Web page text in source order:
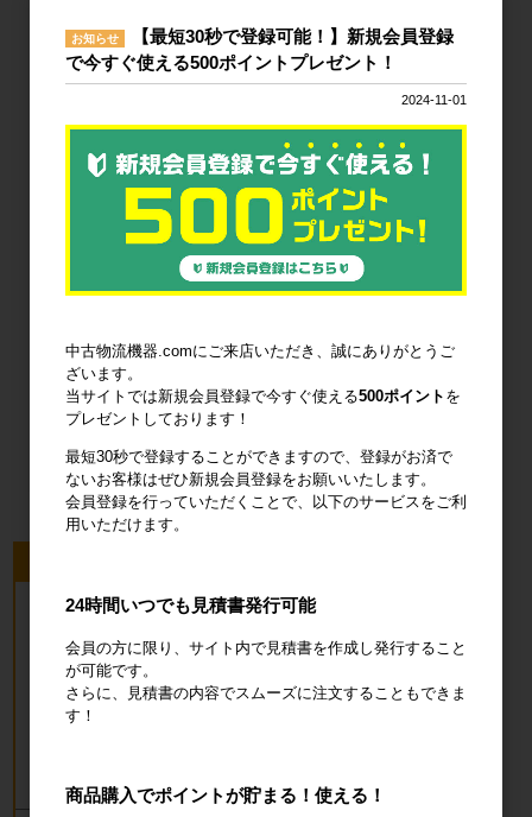
イヤ
廃棄物減容機
安全設備
オフィス用
お知らせ
【最短30秒で登録可能！】新規会員登録
で今すぐ使える500ポイントプレゼント！
2024-11-01
中古物流機器.comにご来店いただき、誠にありがとうご
ざいます。
当サイトでは新規会員登録で今すぐ使える500ポイント を
プレゼントしております！
最短30秒で登録することができますので、登録がお済で
ないお客様はぜひ新規会員登録をお願いいたします。
会員登録を行っていただくことで、以下のサービスをご利
用いただけます。
24時間いつでも見積書発行可能
会員の方に限り、サイト内で見積書を作成し発行すること
が可能です。
さらに、見積書の内容でスムーズに注文することもできま
す！
商品購入でポイントが貯まる！使える！